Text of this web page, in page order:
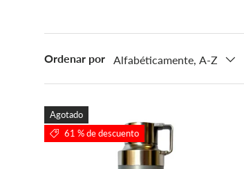
Ordenar por Alfabéticamente, A-Z
Agotado
61 % de descuento